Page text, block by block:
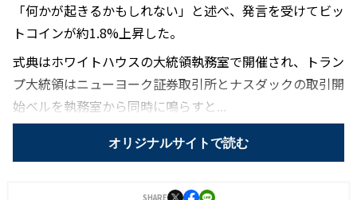
「何かが起きるかもしれない」と述べ、発言を受けてビッ
トコインが約1.8%上昇した。
式典はホワイトハウスの大統領執務室で開催され、トラン
プ大統領はニューヨーク証券取引所とナスダックの取引開
始ベルを執務室から同時に鳴らすと...
オリジナルサイトで読む